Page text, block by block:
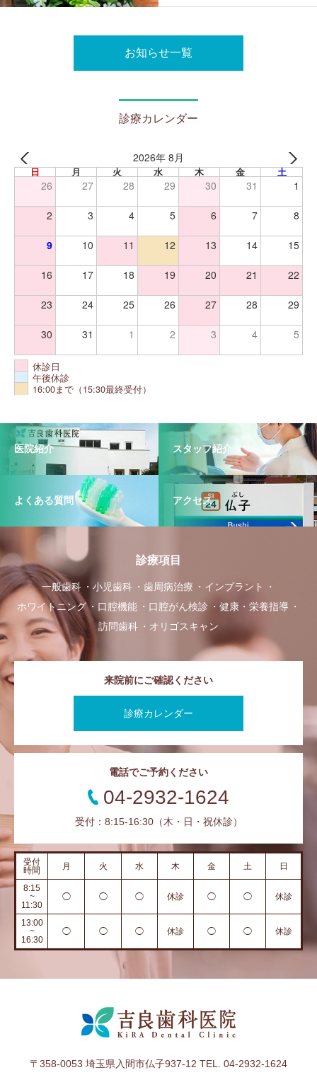
お知らせ一覧
診療カレンダー
2026年 8月
日 月 火 水 木 金 土
26 27 28 29 30 31 1
2 3 4 5 6 7 8
9 10 11 12 13 14 15
16 17 18 19 20 21 22
23 24 25 26 27 28 29
30 31 1 2 3 4 5
休診日
午後休診
16:00まで（15:30最終受付）
医院紹介 スタッフ紹介
よくある質問 アクセス
診療項目
一般歯科 小児歯科 歯周病治療
インプラント
ホワイトニング
口腔機能 口腔がん検診
健康・栄養指導
訪問歯科
オリゴスキャン
来院前にご確認ください
診療カレンダー
電話でご予約ください
04-2932-1624
受付：8:15-16:30（木・日・祝休診）
受付
時間
月 火 水 木 金 土 日
8:15
~
11:30
◯ ◯ ◯ 休診 ◯ ◯ 休診
13:00
~
16:30
◯ ◯ ◯ 休診 ◯ ◯ 休診
〒358-0053 埼玉県入間市仏子937-12 TEL. 04-2932-1624